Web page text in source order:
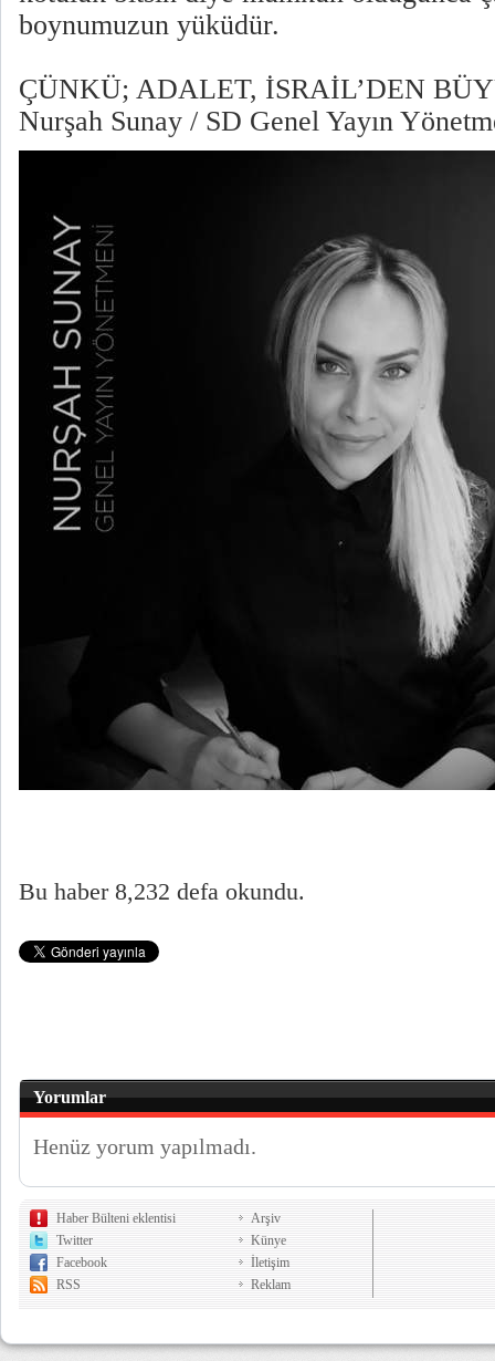
boynumuzun yüküdür.
ÇÜNKÜ; ADALET, İSRAİL’DEN
Nurşah Sunay / SD Genel Yayın
Bu haber 8,232 defa okundu.
Yorumlar
Henüz yorum yapılmadı.
Haber Bülteni eklentisi
Twitter
Facebook
RSS
Arşiv
Künye
İletişim
Reklam